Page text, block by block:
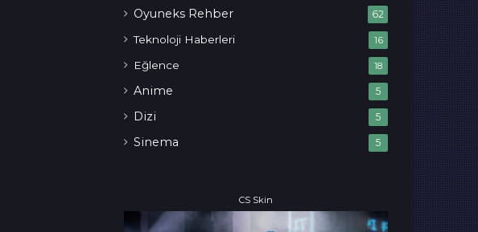
Oyuneks Rehber 62
Teknoloji Haberleri 16
Eğlence 18
Anime 5
Dizi 5
Sinema 5
CS Skin